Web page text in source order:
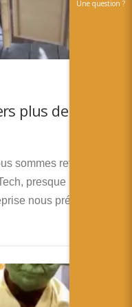
plus de
sommes retournés
presque un an est
nous présentait sa
Une question ?